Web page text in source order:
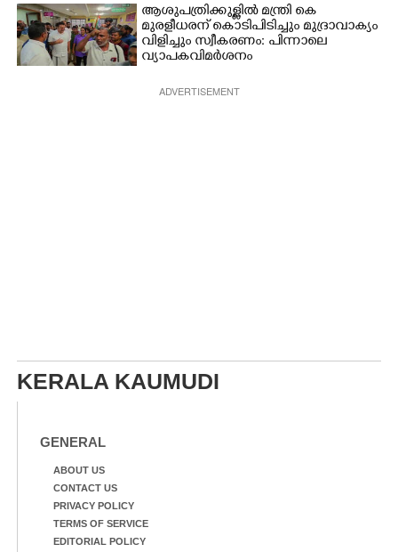
ആശുപത്രിക്കുള്ളിൽ മന്ത്രി കെ
മുരളീധരന് കൊടിപിടിച്ചും മുദ്രാവാക്യം
വിളിച്ചും സ്വീകരണം: പിന്നാലെ
വ്യാപകവിമർശനം
ADVERTISEMENT
KERALA KAUMUDI
GENERAL
ABOUT US
CONTACT US
PRIVACY POLICY
TERMS OF SERVICE
EDITORIAL POLICY